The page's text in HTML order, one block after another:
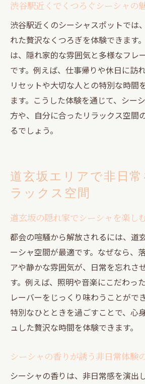
渋谷駅近くでくつろぐシーシャの
渋谷駅近くのシーシャスポットでは
れた贅沢なくつろぎを体験できます
は、隠れ家的な雰囲気と多様なフレ
です。例えば、仕事帰りや休日に訪
リセットや大切な人との特別な時間
ます。こうした体験を通じて、シー
方や、自分に合ったリラックス空間
るでしょう。
道玄坂エリアで非日
ラックス空間
道玄坂の隠れ家でシーシャを楽し
都会の喧騒から解放されるには、道
ーシャ空間が最適です。なぜなら、
アや静かな雰囲気が、日常を忘れさ
す。例えば、照明や音楽にこだわっ
レーバーをじっくり味わうことがで
特別なひとときを過ごすことで、心
ュした贅沢な時間を体験できます。
シーシャの香りが誘う非日常体験
シーシャの香りは、非日常感を演出